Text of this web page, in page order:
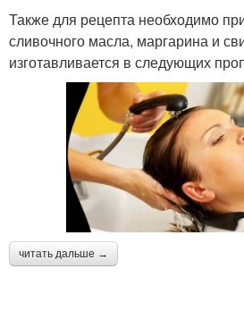
Также для рецепта необходимо
сливочного масла, маргарина и
изготавливается в следующих
читать дальше →